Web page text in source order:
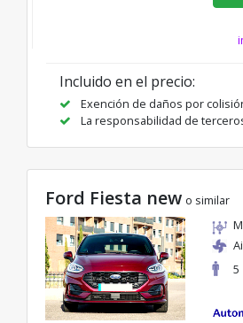
Incluido en el precio:
Exención de daños por
La responsabilidad de
Ford Fiesta new o similar
5